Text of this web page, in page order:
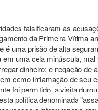
falsificaram as
da Primeira Vítima
uma prisão de alta
uma cela minúscula,
dinheiro; e negação de
como inflamação de seu
foi permitido, a visita
política denominada